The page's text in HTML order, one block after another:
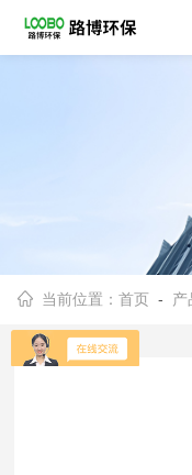
当前位置：首页 - 产